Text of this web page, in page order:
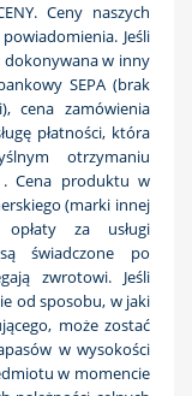
Ceny naszych
Jeśli
dokonywana w inny
SEPA (brak
cena zamówienia
płatności, która
otrzymaniu
Cena produktu w
(marki innej
za usługi
świadczone po
zwrotowi. Jeśli
od sposobu, w jaki
może zostać
w wysokości
w momencie